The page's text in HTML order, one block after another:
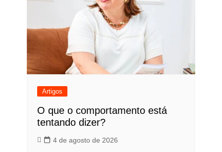
Artigos
O que o comportamento está
tentando dizer?
4 de agosto de 2026